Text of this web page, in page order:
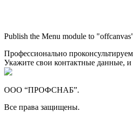
Publish the Menu module to
Профессионально
Укажите свои контактные данные,
ООО “ПРОФСНАБ”.
Все права защищены.